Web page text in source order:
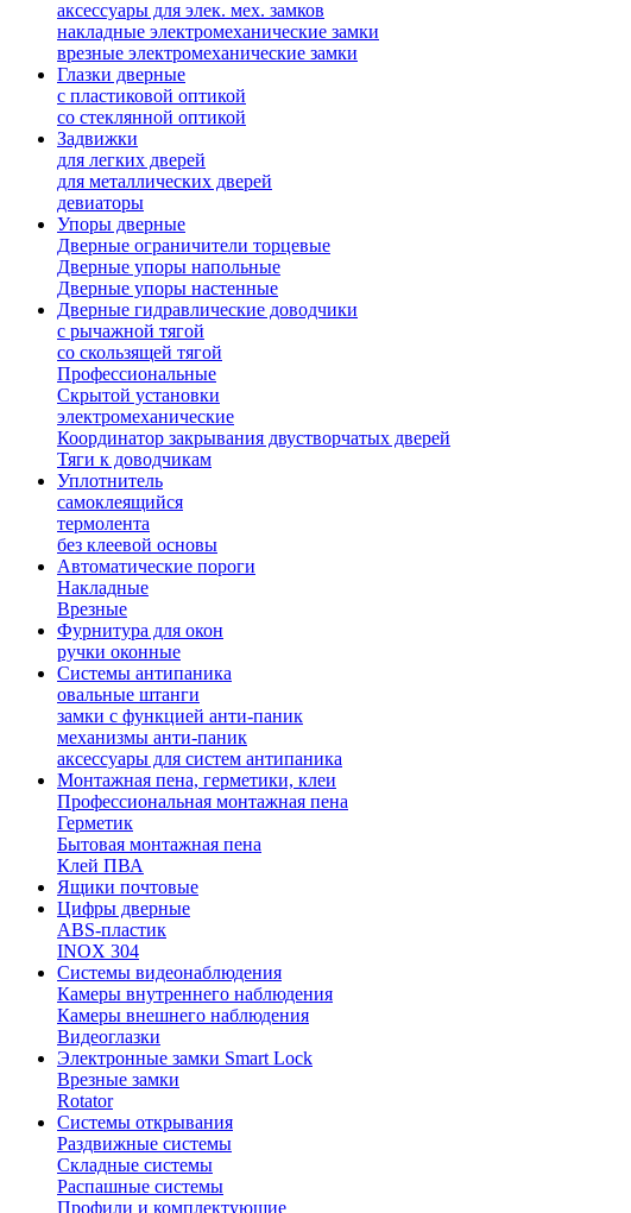
аксессуары для элек. мех. замков
накладные электромеханические замки
врезные электромеханические замки
Глазки дверные
с пластиковой оптикой
со стеклянной оптикой
Задвижки
для легких дверей
для металлических дверей
девиаторы
Упоры дверные
Дверные ограничители торцевые
Дверные упоры напольные
Дверные упоры настенные
Дверные гидравлические доводчики
с рычажной тягой
со скользящей тягой
Профессиональные
Скрытой установки
электромеханические
Координатор закрывания двустворчатых дверей
Тяги к доводчикам
Уплотнитель
самоклеящийся
термолента
без клеевой основы
Автоматические пороги
Накладные
Врезные
Фурнитура для окон
ручки оконные
Системы антипаника
овальные штанги
замки с функцией анти-паник
механизмы анти-паник
аксессуары для систем антипаника
Монтажная пена, герметики, клеи
Профессиональная монтажная пена
Герметик
Бытовая монтажная пена
Клей ПВА
Ящики почтовые
Цифры дверные
ABS-пластик
INOX 304
Системы видеонаблюдения
Камеры внутреннего наблюдения
Камеры внешнего наблюдения
Видеоглазки
Электронные замки Smart Lock
Врезные замки
Rotator
Системы открывания
Раздвижные системы
Складные системы
Распашные системы
Профили и комплектующие